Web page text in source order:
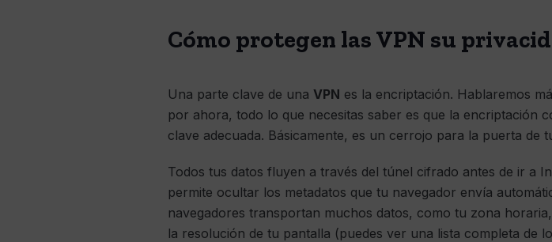
Cómo protegen las VPN su
Una parte clave de una VPN es la encriptación. Hablaremos
por ahora, todo lo que necesitas saber es que la encriptación
clave adecuada. Básicamente, es un cerrojo para la puerta de
Todos tus datos fluyen a través del túnel cifrado antes de ir a
permite ocultar los metadatos que tu navegador envía
navegadores transportan muchos datos, como tu zona
la resolución de tu pantalla (puedes ver una lista completa de